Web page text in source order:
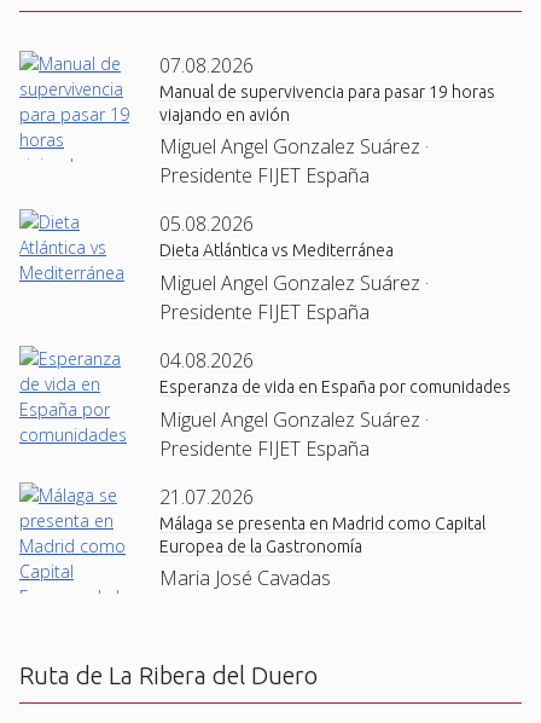
07.08.2026
Manual de supervivencia para pasar 19 horas
viajando en avión
Miguel Angel Gonzalez Suárez ·
Presidente FIJET España
05.08.2026
Dieta Atlántica vs Mediterránea
Miguel Angel Gonzalez Suárez ·
Presidente FIJET España
04.08.2026
Esperanza de vida en España por comunidades
Miguel Angel Gonzalez Suárez ·
Presidente FIJET España
21.07.2026
Málaga se presenta en Madrid como Capital
Europea de la Gastronomía
Maria José Cavadas
Ruta de La Ribera del Duero